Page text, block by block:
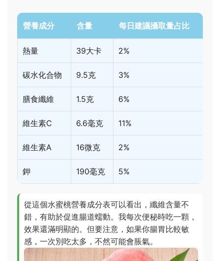
營養成分 含量 每日建議攝取量占比
熱量 39大卡 2%
碳水化合物 9.5克 3%
膳食纖維 1.5克 6%
維生素C 6.6毫克 11%
維生素A 16微克 2%
鉀 190毫克 5%
從這個水蜜桃營養成分表可以看出，纖維含量不
錯，有助於促進腸道蠕動。我每次便秘時吃一顆，
效果還滿明顯的。但要注意，如果你腸胃比較敏
感，一次別吃太多，不然可能會脹氣。